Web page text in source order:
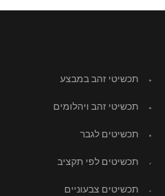
תכשיטי זהב במבצע
תכשיטי זהב ויהלומים
תכשיטים לגבר
תכשיטים לפי תקציב
תכשיטים צבעוניים